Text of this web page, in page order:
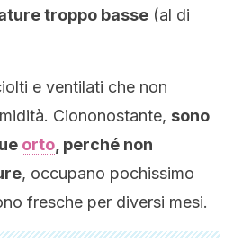
troppo basse (al di
e ventilati che non
Ciononostante, sono
orto , perché non
, occupano pochissimo
fresche per diversi mesi.